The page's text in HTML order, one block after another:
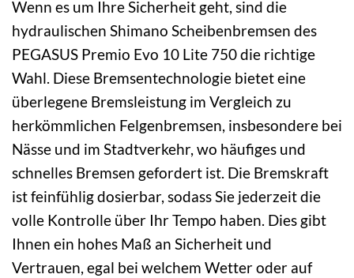
Wenn es um Ihre Sicherheit geht, sind die
hydraulischen Shimano Scheibenbremsen des
PEGASUS Premio Evo 10 Lite 750 die richtige
Wahl. Diese Bremsentechnologie bietet eine
überlegene Bremsleistung im Vergleich zu
herkömmlichen Felgenbremsen, insbesondere bei
Nässe und im Stadtverkehr, wo häufiges und
schnelles Bremsen gefordert ist. Die Bremskraft
ist feinfühlig dosierbar, sodass Sie jederzeit die
volle Kontrolle über Ihr Tempo haben. Dies gibt
Ihnen ein hohes Maß an Sicherheit und
Vertrauen, egal bei welchem Wetter oder auf